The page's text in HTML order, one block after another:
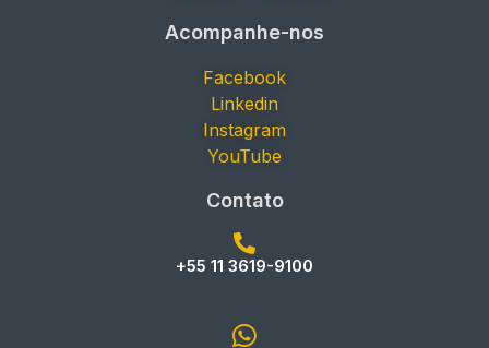
Acompanhe-nos
Facebook
Linkedin
Instagram
YouTube
Contato
+55 11 3619-9100